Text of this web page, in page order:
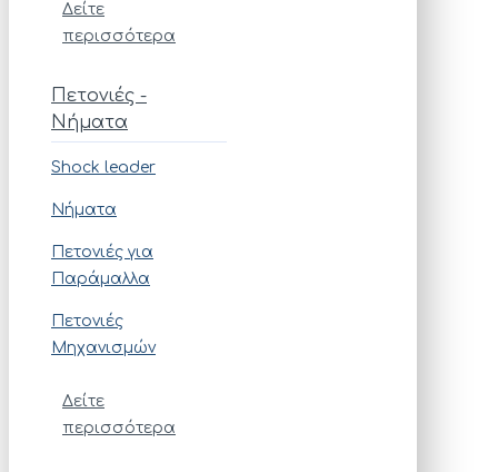
Δείτε
περισσότερα
Πετονιές -
Νήματα
Shock leader
Νήματα
Πετονιές για
Παράμαλλα
Πετονιές
Μηχανισμών
Δείτε
περισσότερα